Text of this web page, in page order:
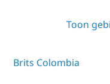
Toon
Brits Colombia